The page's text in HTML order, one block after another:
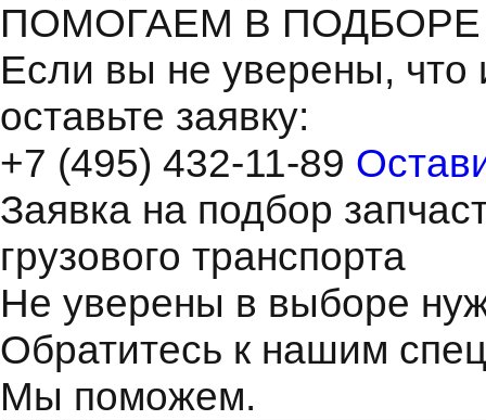
ПОМОГАЕМ В ПОДБОРЕ
Если вы не уверены, что
оставьте заявку:
+7 (495) 432-11-89
Заявка на подбор
грузового транспорта
Не уверены в выборе
Обратитесь к нашим
Мы поможем.